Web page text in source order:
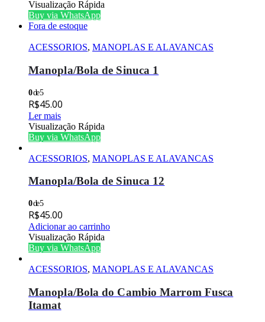
Visualização Rápida
Buy via WhatsApp
Fora de estoque
ACESSORIOS, MANOPLAS E ALAVANCAS
Manopla/Bola de Sinuca 1
0de 5
R$45.00
Ler mais
Visualização Rápida
Buy via WhatsApp
ACESSORIOS, MANOPLAS E ALAVANCAS
Manopla/Bola de Sinuca 12
0de 5
R$45.00
Adicionar ao carrinho
Visualização Rápida
Buy via WhatsApp
ACESSORIOS, MANOPLAS E ALAVANCAS
Manopla/Bola do Cambio Marrom Fusca
Itamat